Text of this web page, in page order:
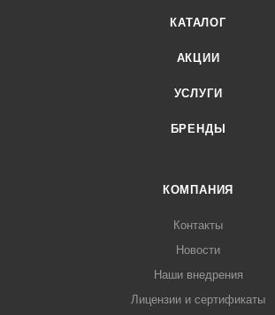
КАТАЛОГ
АКЦИИ
УСЛУГИ
БРЕНДЫ
КОМПАНИЯ
Контакты
Новости
Наши внедрения
Лицензии и сертификаты